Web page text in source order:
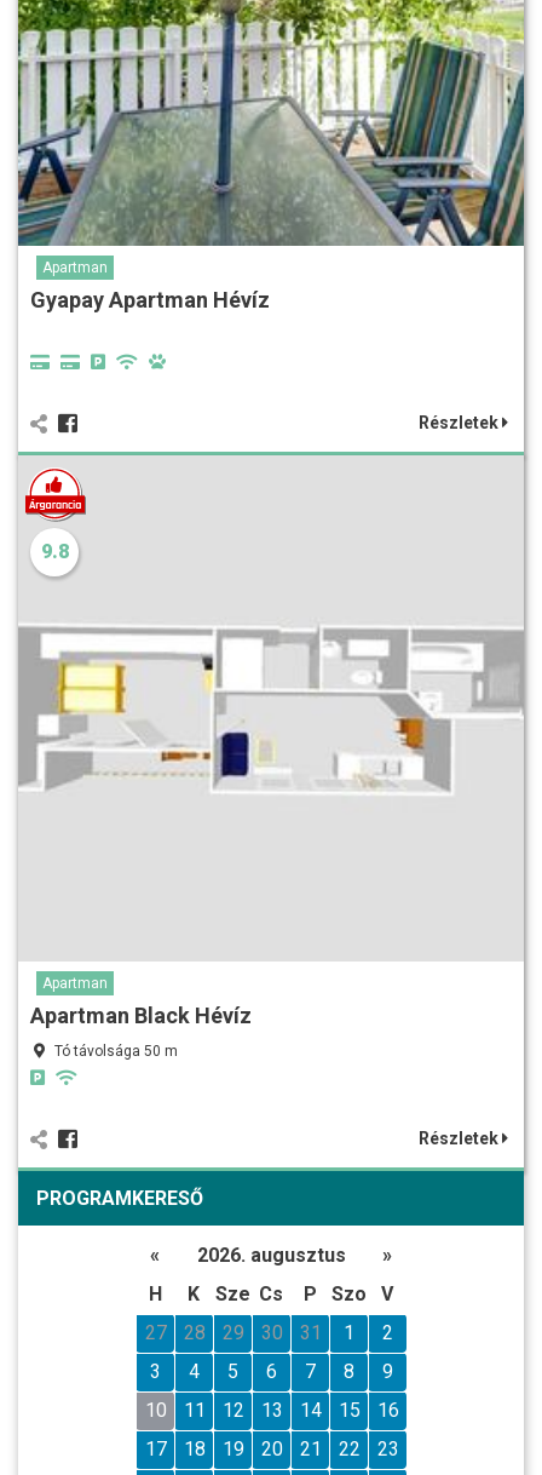
Apartman
Gyapay Apartman Hévíz
Részletek
9.8
Apartman
Apartman Black Hévíz
Tó távolsága 50 m
Részletek
PROGRAMKERESŐ
« 2026. augusztus
»
H
K Sze Cs P Szo
V
27
28 29 30 31 1
2
3
4 5 6 7 8
9
10
11 12 13 14 15
16
17
18 19 20 21 22
23